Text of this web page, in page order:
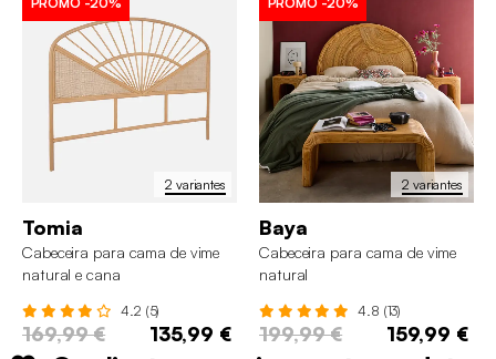
2 variantes
Tomia
Cabeceira para cama de vime
natural e cana
4.2 (5)
169,99 € 135,99 €
2 variantes
Baya
Cabeceira para cama de vime
natural
4.8 (13)
199,99 € 159,99 €